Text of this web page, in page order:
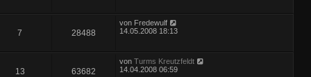
7 28488
von Fredewulf
14.05.2008 18:13
13 63682
vonTurms Kreutzfeldt
14.04.2008 06:59